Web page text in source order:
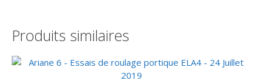
Produits similaires